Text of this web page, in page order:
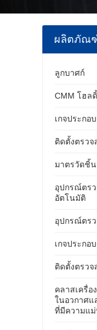
ผลิตภัณ
ลูกบาศก์
CMM โฮล
เกจประกอ
ติดตั้งตรว
มาตรวัดชิ้
อุปกรณ์ตร
อัตโนมัติ
อุปกรณ์ตร
เกจประกอ
ติดตั้งตรว
คลาสเครื่อ
ในอวกาศแ
ที่มีความแ